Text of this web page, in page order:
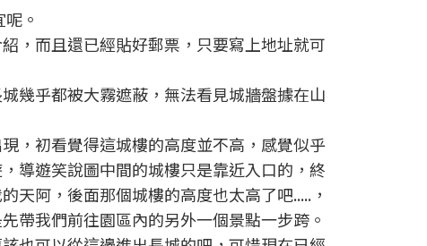
。
，而且還已經貼好郵票，只要寫上地址就可
幾乎都被大霧遮蔽，無法看見城牆盤據在山
，初看覺得這城樓的高度並不高，感覺似乎
導遊笑說圖中間的城樓只是靠近入口的，終
天阿，後面那個城樓的高度也太高了吧.....，
帶我們前往園區內的另外一個景點一步跨。